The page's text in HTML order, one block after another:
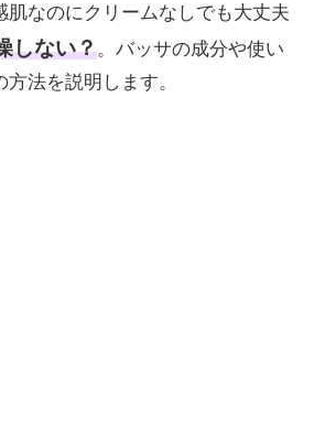
肌なのにクリームなしでも大丈夫
しない？。バッサの成分や使い
法を説明します。